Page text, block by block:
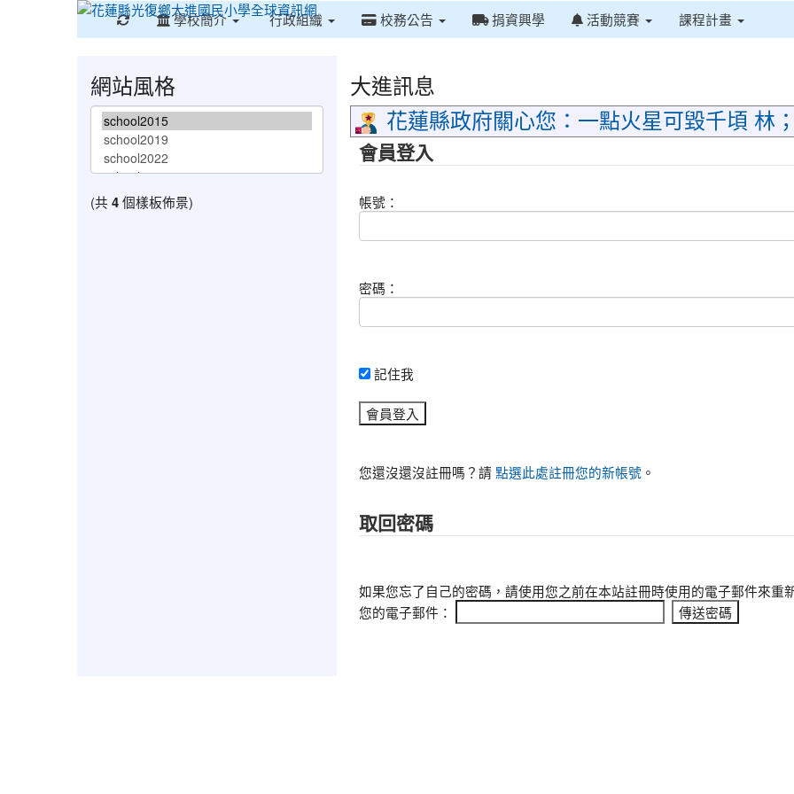
重新取得佈景設定
學校簡介 行政組織 校務公告 捐資興學 活動競賽 課程計畫
大進訊息
花蓮縣政府關心您：一點火星可毀千頃 林
會員登入
帳號：
密碼：
記住我
您還沒還沒註冊嗎？請 點選此處註冊您的新帳號。
取回密碼
如果您忘了自己的密碼，請使用您之前在本站註冊時使用的電子郵件來重
您的電子郵件：
網站風格
(共 4個樣板佈景)